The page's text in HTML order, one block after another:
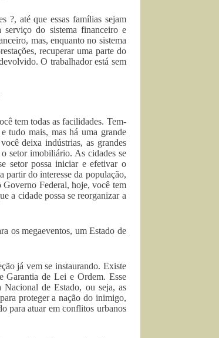
?, até que essas famílias sejam
do sistema financeiro e
mas, enquanto no sistema
recuperar uma parte do
O trabalhador está sem
tem todas as facilidades. Tem-
tudo mais, mas há uma grande
deixa indústrias, as grandes
setor imobiliário. As cidades se
setor possa iniciar e efetivar o
partir do interesse da população,
Governo Federal, hoje, você tem
a cidade possa se reorganizar a
os megaeventos, um Estado de
já vem se instaurando. Existe
Garantia de Lei e Ordem. Esse
Nacional de Estado, ou seja, as
proteger a nação do inimigo,
para atuar em conflitos urbanos